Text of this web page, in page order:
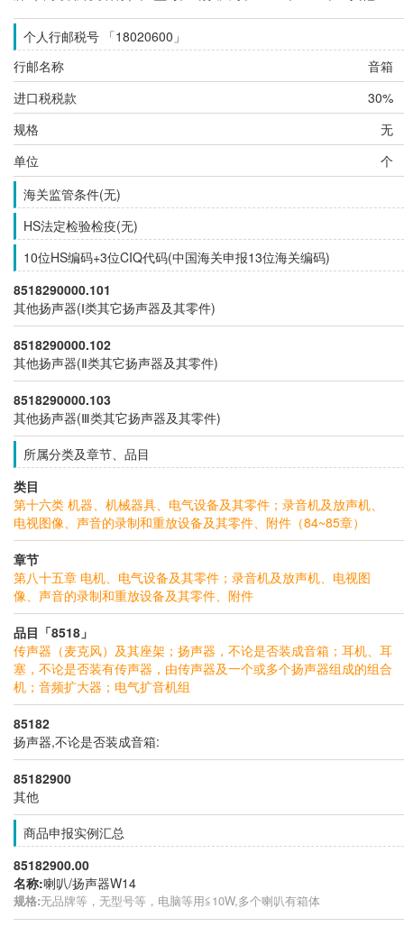
个人行邮税号 「18020600」
行邮名称
音箱
进口税税款
30%
规格
无
单位
个
海关监管条件(无)
HS法定检验检疫(无)
10位HS编码+3位CIQ代码(中国海关申报13位海关编码)
8518290000.101
其他扬声器(Ⅰ类其它扬声器及其零件)
8518290000.102
其他扬声器(Ⅱ类其它扬声器及其零件)
8518290000.103
其他扬声器(Ⅲ类其它扬声器及其零件)
所属分类及章节、品目
类目
第十六类 机器、机械器具、电气设备及其零件；录音机及放声机、
电视图像、声音的录制和重放设备及其零件、附件（84~85章）
章节
第八十五章 电机、电气设备及其零件；录音机及放声机、电视图
像、声音的录制和重放设备及其零件、附件
品目「8518」
传声器（麦克风）及其座架；扬声器，不论是否装成音箱；耳机、耳
塞，不论是否装有传声器，由传声器及一个或多个扬声器组成的组合
机；音频扩大器；电气扩音机组
85182
扬声器,不论是否装成音箱:
85182900
其他
商品申报实例汇总
85182900.00
名称:喇叭/扬声器W14
规格:无品牌等，无型号等，电脑等用≦10W,多个喇叭有箱体